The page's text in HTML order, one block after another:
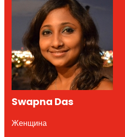
Swapna Das
Женщина